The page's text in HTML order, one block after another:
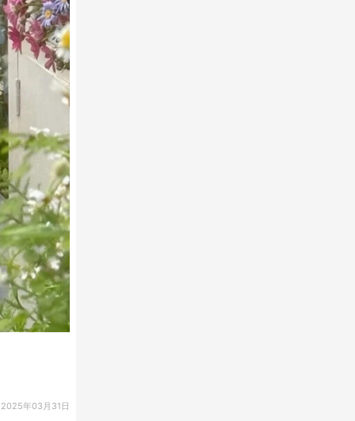
2025年03月31日